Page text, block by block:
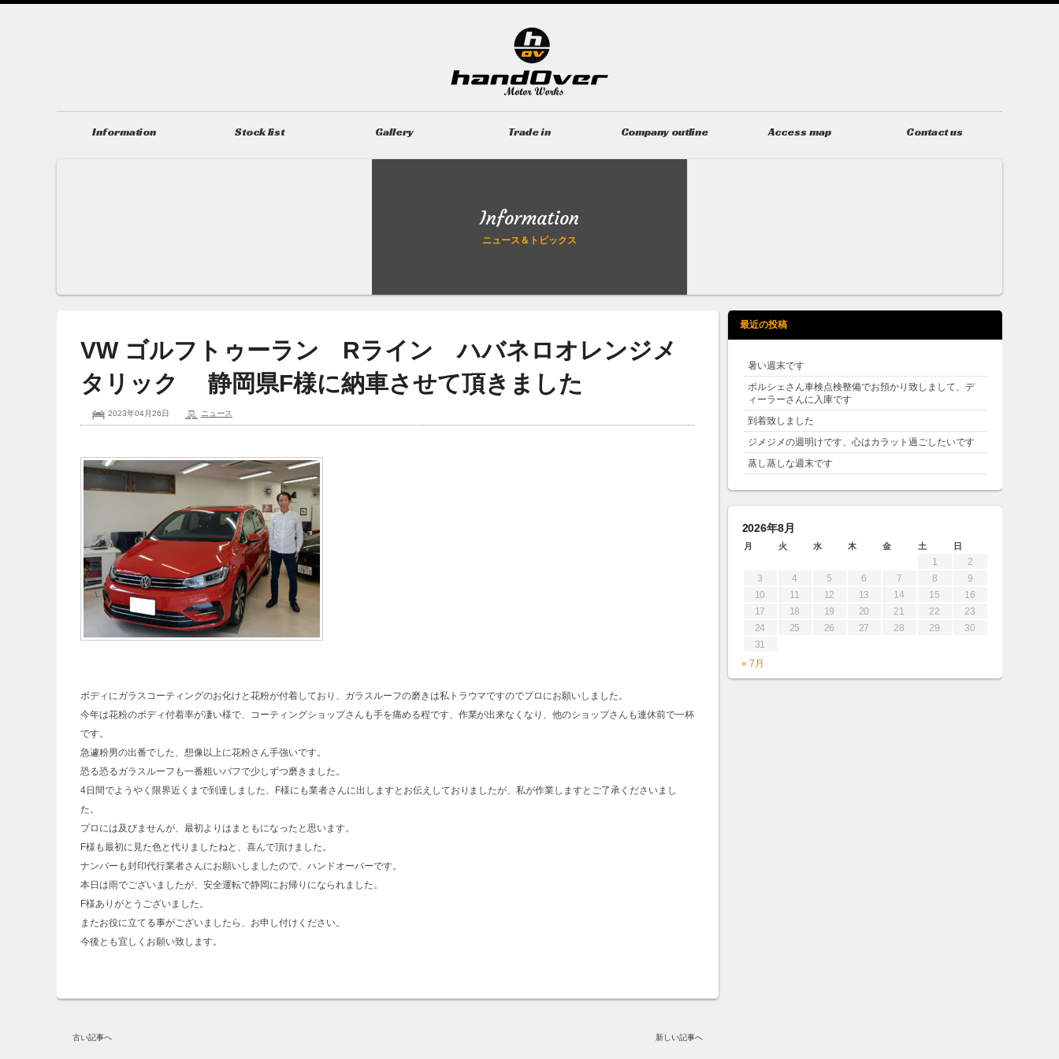
Information Stock list Gallery Trade in Company outline Access map Contact us
Information
ニュース＆トピックス
VW ゴルフトゥーラン Rライン ハバネロオレンジメ
タリック 静岡県F様に納車させて頂きました
2023年04月26日 ニュース
ボディにガラスコーティングのお化けと花粉が付着しており、ガラスルーフの磨きは私トラウマですのでプロにお願いしました。
今年は花粉のボディ付着率が凄い様で、コーティングショップさんも手を痛める程です、作業が出来なくなり、他のショップさんも連休前で一杯
です。
急遽粉男の出番でした、想像以上に花粉さん手強いです。
恐る恐るガラスルーフも一番粗いバフで少しずつ磨きました。
4日間でようやく限界近くまで到達しました、F様にも業者さんに出しますとお伝えしておりましたが、私が作業しますとご了承くださいまし
た。
プロには及びませんが、最初よりはまともになったと思います。
F様も最初に見た色と代りましたねと、喜んで頂けました。
ナンバーも封印代行業者さんにお願いしましたので、ハンドオーバーです。
本日は雨でございましたが、安全運転で静岡にお帰りになられました。
F様ありがとうございました。
またお役に立てる事がございましたら、お申し付けください。
今後とも宜しくお願い致します。
古い記事へ 新しい記事へ
最近の投稿
暑い週末です
ポルシェさん車検点検整備でお預かり致しまして、デ
ィーラーさんに入庫です
到着致しました
ジメジメの週明けです、心はカラット過ごしたいです
蒸し蒸しな週末です
2026年8月
月 火 水 木 金 土 日
1
2
3
4 5 6 7 8
9
10
11 12 13 14 15
16
17
18 19 20 21 22
23
24
25 26 27 28 29
30
31
« 7月